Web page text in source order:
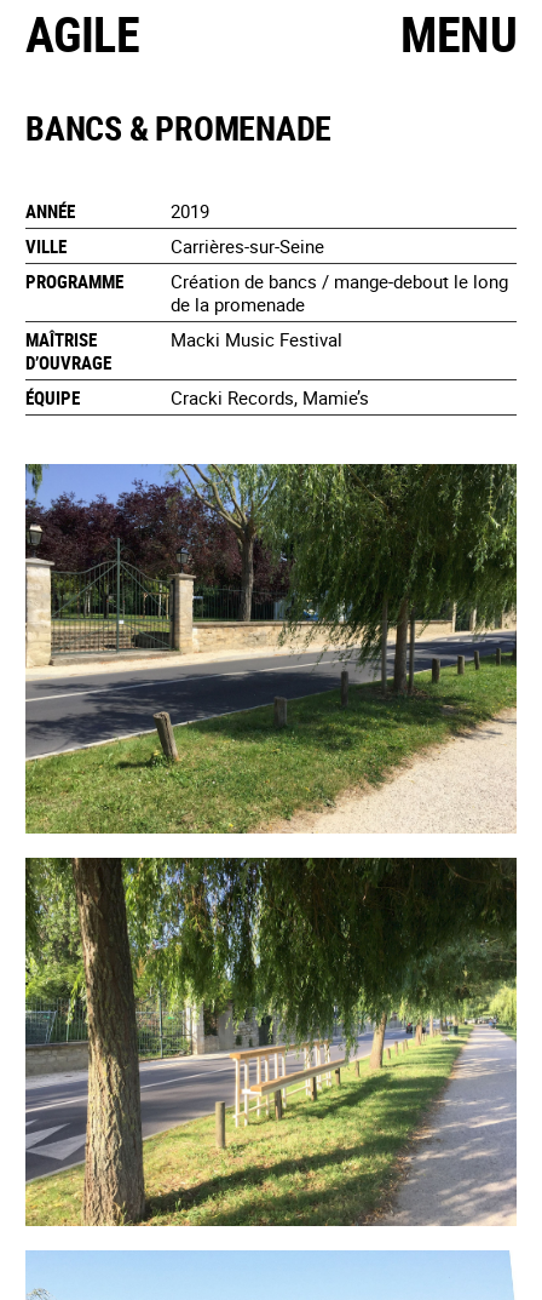
AGILE MENU
BANCS & PROMENADE
ANNÉE
2019
VILLE
Carrières-sur-Seine
PROGRAMME
Création de bancs / mange-debout le long
de la promenade
MAÎTRISE
D’OUVRAGE
Macki Music Festival
ÉQUIPE Cracki Records, Mamie’s